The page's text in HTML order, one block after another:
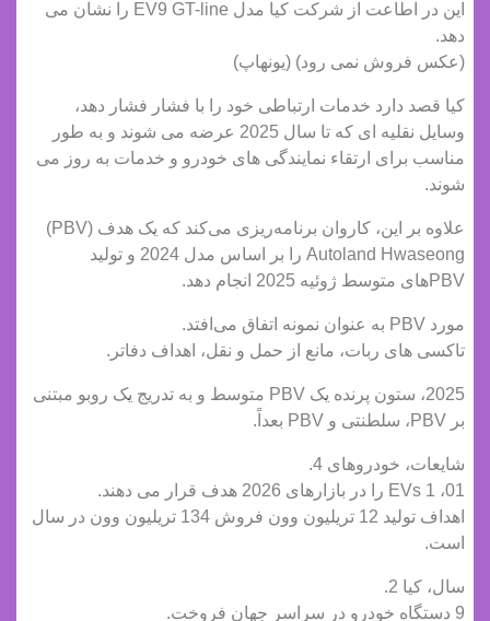
این در اطاعت از شرکت کیا مدل EV9 GT-line را نشان می
دهد.
(عکس فروش نمی رود) (یونهاپ)
کیا قصد دارد خدمات ارتباطی خود را با فشار فشار دهد،
وسایل نقلیه ای که تا سال 2025 عرضه می شوند و به طور
مناسب برای ارتقاء نمایندگی های خودرو و خدمات به روز می
شوند.
علاوه بر این، کاروان برنامه‌ریزی می‌کند که یک هدف (PBV)
Autoland Hwaseong را بر اساس مدل 2024 و تولید
PBV‌های متوسط ​​ژوئیه 2025 انجام دهد.
مورد PBV به عنوان نمونه اتفاق می‌افتد.
تاکسی های ربات، مانع از حمل و نقل، اهداف دفاتر.
2025، ستون پرنده یک PBV متوسط ​​و به تدریج یک روبو مبتنی
بر PBV، سلطنتی و PBV بعداً.
شایعات، خودروهای 4.
01، 1 EVs را در بازارهای 2026 هدف قرار می دهند.
اهداف تولید 12 تریلیون وون فروش 134 تریلیون وون در سال
است.
سال، کیا 2.
9 دستگاه خودرو در سراسر جهان فروخت.